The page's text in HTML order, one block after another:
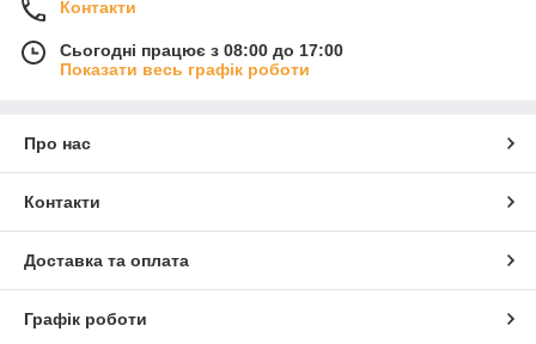
Контакти
Сьогодні працює з 08:00 до 17:00
Показати весь графік роботи
Про нас
Контакти
Доставка та оплата
Графік роботи